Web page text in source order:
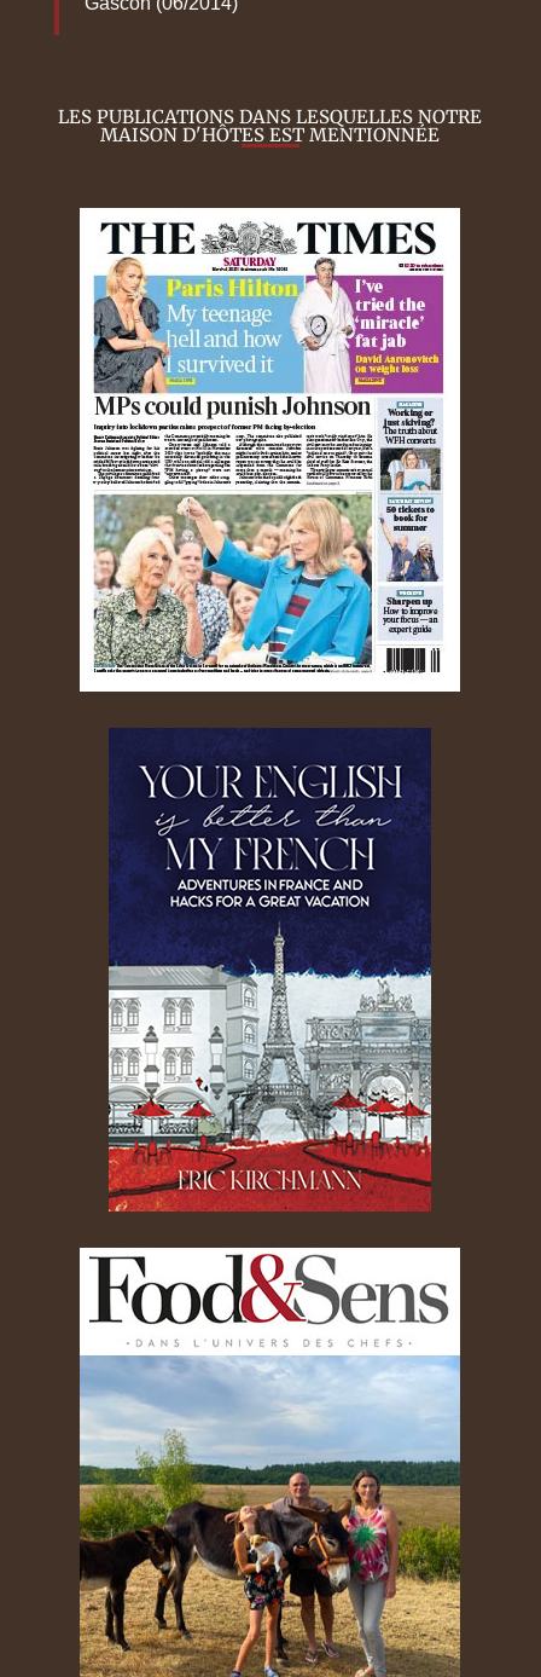
LES PUBLICATIONS DANS LESQUELLES NOTRE
MAISON D'HÔTES EST MENTIONNÉE